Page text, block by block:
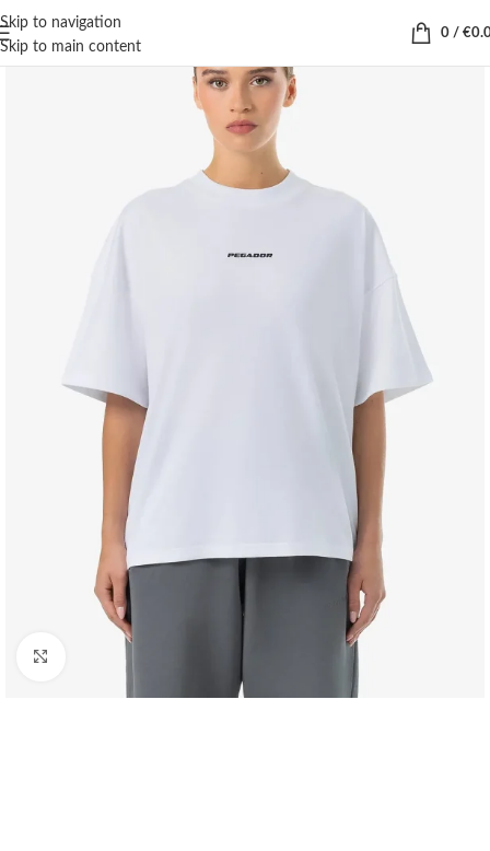
Skip to navigation
Skip to main content
0 / €
Click to enlarge